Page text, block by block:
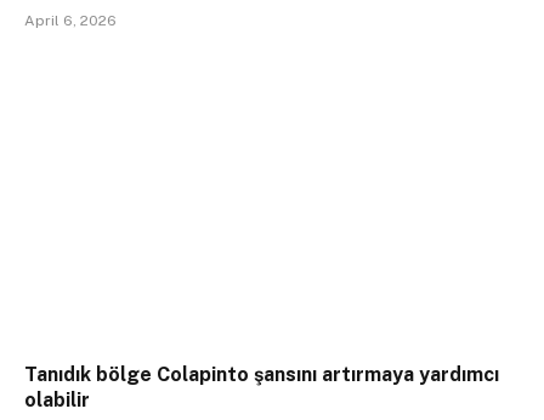
April 6, 2026
Tanıdık bölge Colapinto şansını artırmaya yardımcı
olabilir